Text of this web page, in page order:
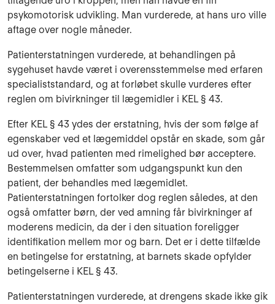
psykomotorisk udvikling. Man vurderede, at hans uro ville
aftage over nogle måneder.
Patienterstatningen vurderede, at behandlingen på
sygehuset havde været i overensstemmelse med erfaren
specialiststandard, og at forløbet skulle vurderes efter
reglen om bivirkninger til lægemidler i KEL § 43.
Efter KEL § 43 ydes der erstatning, hvis der som følge af
egenskaber ved et lægemiddel opstår en skade, som går
ud over, hvad patienten med rimelighed bør acceptere.
Bestemmelsen omfatter som udgangspunkt kun den
patient, der behandles med lægemidlet.
Patienterstatningen fortolker dog reglen således, at den
også omfatter børn, der ved amning får bivirkninger af
moderens medicin, da der i den situation foreligger
identifikation mellem mor og barn. Det er i dette tilfælde
en betingelse for erstatning, at barnets skade opfylder
betingelserne i KEL § 43.
Patienterstatningen vurderede, at drengens skade ikke gik